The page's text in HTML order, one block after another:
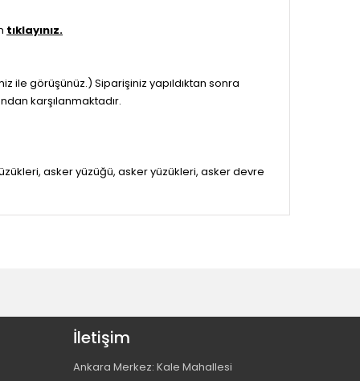
tıklayınız.
ile görüşünüz.) Siparişiniz yapıldıktan sonra
karşılanmaktadır.
asker yüzüğü, asker yüzükleri, asker devre
İletişim
Ankara Merkez: Kale Mahallesi